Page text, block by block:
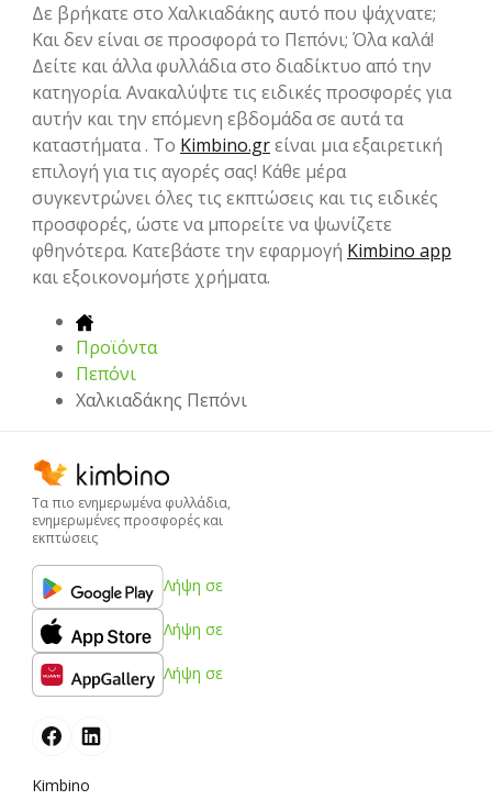
Δε βρήκατε στο Χαλκιαδάκης αυτό που ψάχνατε;
Και δεν είναι σε προσφορά το Πεπόνι; Όλα καλά!
Δείτε και άλλα φυλλάδια στο διαδίκτυο από την
κατηγορία. Ανακαλύψτε τις ειδικές προσφορές για
αυτήν και την επόμενη εβδομάδα σε αυτά τα
καταστήματα . Το Kimbino.grείναι μια εξαιρετική
επιλογή για τις αγορές σας! Κάθε μέρα
συγκεντρώνει όλες τις εκπτώσεις και τις ειδικές
προσφορές, ώστε να μπορείτε να ψωνίζετε
φθηνότερα. Κατεβάστε την εφαρμογή Kimbino app
και εξοικονομήστε χρήματα.
Προϊόντα
Πεπόνι
Χαλκιαδάκης Πεπόνι
Τα πιο ενημερωμένα φυλλάδια,
ενημερωμένες προσφορές και
εκπτώσεις
Λήψη σε
Λήψη σε
Λήψη σε
Kimbino